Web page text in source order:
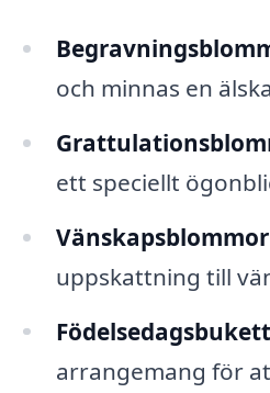
och minnas en
ett speciellt
Vänskapsblommor
uppskattning till
arrangemang för